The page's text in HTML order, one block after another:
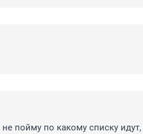
пойму по какому списку